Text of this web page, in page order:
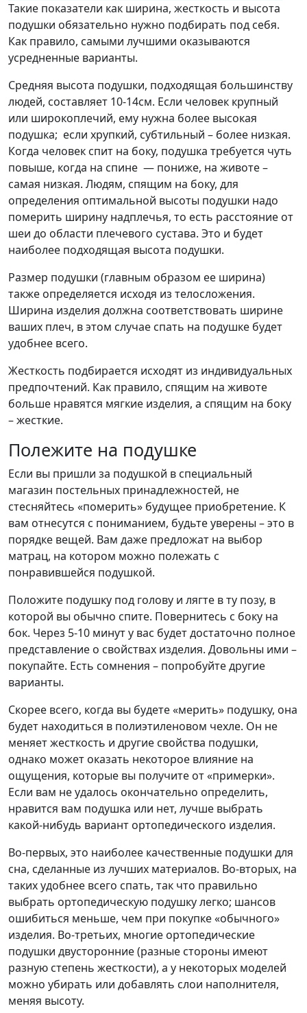
Такие показатели как ширина, жесткость и высота
подушки обязательно нужно подбирать под себя.
Как правило, самыми лучшими оказываются
усредненные варианты.
Средняя высота подушки, подходящая большинству
людей, составляет 10-14см. Если человек крупный
или широкоплечий, ему нужна более высокая
подушка; если хрупкий, субтильный – более низкая.
Когда человек спит на боку, подушка требуется чуть
повыше, когда на спине — пониже, на животе –
самая низкая. Людям, спящим на боку, для
определения оптимальной высоты подушки надо
померить ширину надплечья, то есть расстояние от
шеи до области плечевого сустава. Это и будет
наиболее подходящая высота подушки.
Размер подушки (главным образом ее ширина)
также определяется исходя из телосложения.
Ширина изделия должна соответствовать ширине
ваших плеч, в этом случае спать на подушке будет
удобнее всего.
Жесткость подбирается исходят из индивидуальных
предпочтений. Как правило, спящим на животе
больше нравятся мягкие изделия, а спящим на боку
– жесткие.
Полежите на подушке
Если вы пришли за подушкой в специальный
магазин постельных принадлежностей, не
стесняйтесь «померить» будущее приобретение. К
вам отнесутся с пониманием, будьте уверены – это в
порядке вещей. Вам даже предложат на выбор
матрац, на котором можно полежать с
понравившейся подушкой.
Положите подушку под голову и лягте в ту позу, в
которой вы обычно спите. Повернитесь с боку на
бок. Через 5-10 минут у вас будет достаточно полное
представление о свойствах изделия. Довольны ими –
покупайте. Есть сомнения – попробуйте другие
варианты.
Скорее всего, когда вы будете «мерить» подушку, она
будет находиться в полиэтиленовом чехле. Он не
меняет жесткость и другие свойства подушки,
однако может оказать некоторое влияние на
ощущения, которые вы получите от «примерки».
Если вам не удалось окончательно определить,
нравится вам подушка или нет, лучше выбрать
какой-нибудь вариант ортопедического изделия.
Во-первых, это наиболее качественные подушки для
сна, сделанные из лучших материалов. Во-вторых, на
таких удобнее всего спать, так что правильно
выбрать ортопедическую подушку легко; шансов
ошибиться меньше, чем при покупке «обычного»
изделия. Во-третьих, многие ортопедические
подушки двусторонние (разные стороны имеют
разную степень жесткости), а у некоторых моделей
можно убирать или добавлять слои наполнителя,
меняя высоту.